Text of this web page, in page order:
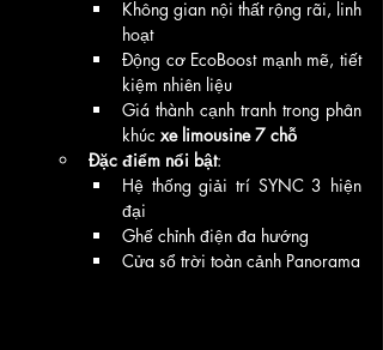
Không gian nội thất rộng rãi, linh
hoạt
Động cơ EcoBoost mạnh mẽ, tiết
kiệm nhiên liệu
Giá thành cạnh tranh trong phân
khúc xe limousine 7 chỗ
Đặc điểm nổi bật:
Hệ thống giải trí SYNC 3 hiện
đại
Ghế chỉnh điện đa hướng
Cửa sổ trời toàn cảnh Panorama